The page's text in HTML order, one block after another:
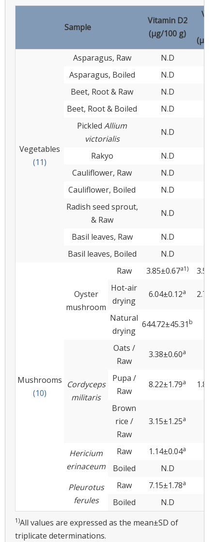
Sample
Vitamin D2
(μg/100 g)
(μg/
Vegetables
(11)
Asparagus, Raw N.D
Asparagus, Boiled
N.D
Beet, Root & Raw
N.D
Beet, Root & Boiled
N.D
Pickled Allium
victorialis
N.D
Rakyo N.D
Cauliflower, Raw
N.D
Cauliflower, Boiled
N.D
Radish seed sprout,
& Raw
N.D
Basil leaves, Raw N.D
Basil leaves, Boiled
N.D
Mushrooms
(10)
Oyster
mushroom
Raw 3.85±0.67a1)
Hot-air
drying
6.04±0.12a
Natural
drying
644.72±45.31 b
Cordyceps
militaris
Oats /
Raw
3.38±0.60a
Pupa /
Raw
8.22±1.79a
Brown
rice /
Raw
3.15±1.25a
Hericium
erinaceum
Raw 1.14±0.04a
Boiled
N.D
Pleurotus
ferules
Raw 7.15±1.78a
Boiled
N.D
1)All values are expressed as the mean±SD of
triplicate determinations.